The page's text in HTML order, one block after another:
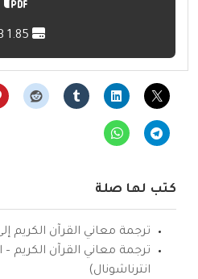
كتب لها صلة
ترجمة معاني القرآن الكريم
ترجمة معاني القرآن الكريم
انترناشونال)